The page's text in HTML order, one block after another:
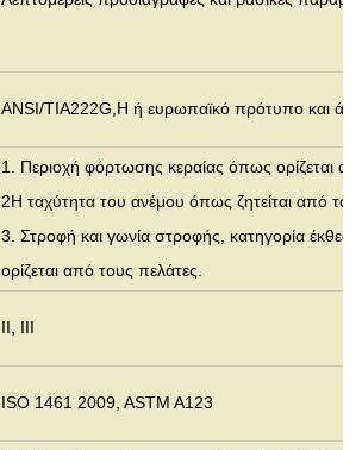
ANSI/TIA222G,H ή ευρωπαϊκό πρότυπο και
1. Περιοχή φόρτωσης κεραίας όπως ορίζεται
2Η ταχύτητα του ανέμου όπως ζητείται από
3. Στροφή και γωνία στροφής, κατηγορία
ορίζεται από τους πελάτες.
ΙΙ, III
ISO 1461 2009, ASTM A123